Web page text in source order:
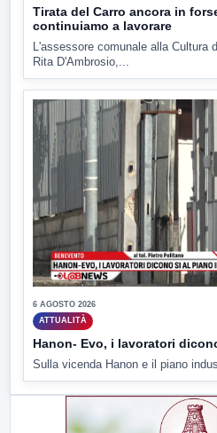
Tirata del Carro ancora in
continuiamo a lavorare
L'assessore comunale alla Cultura
Rita D'Ambrosio,...
6 AGOSTO 2026
ATTUALITÀ
Hanon- Evo, i lavoratori
Sulla vicenda Hanon e il piano